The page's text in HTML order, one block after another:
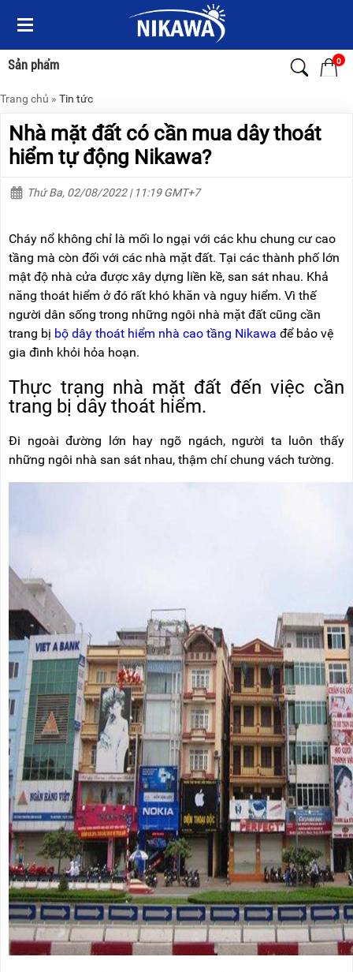
Sản phẩm 0
Menu
Sản
phẩm
TRANG
THANG
NHÔM
XE
BỘ
THOÁT
HIỂM
ĐỘNG
XE
NÂNG
VIDEO
TIN
TỨC
BÁO
GIỚI
THIỆU
ĐẠI
BẢO
HÀNH
LIÊN
HỆ
Menu
Sản
phẩm
TRANG
THANG
NHÔM
THANG
THANG
NHÔM
GIA
ĐÌNH
THANG
NHÔM
GẤP
(THANG
LỒNG)
ĐIỆN
CÔNG
NGHIỆP
THANG
NHÔM
GIÀN
GIÁO
VÁN
THANG
RẢNH
TAY
XE
ĐẨY
HÀNG
BỘ
DÂY
THOÁT
HIỂM
TỰ
ĐỘNG
XE
NÂNG
TAY
Trang chủ » Tin tức
Nhà mặt đất có cần mua dây thoát
hiểm tự động Nikawa?
Thứ Ba, 02/08/2022 | 11:19 GMT+7
Cháy nổ không chỉ là mối lo ngại với các khu chung cư cao
tầng mà còn đối với các nhà mặt đất. Tại các thành phố lớn
mật độ nhà cửa được xây dựng liền kề, san sát nhau. Khả
năng thoát hiểm ở đó rất khó khăn và nguy hiểm. Vì thế
người dân sống trong những ngôi nhà mặt đất cũng cần
trang bị bộ dây thoát hiểm nhà cao tầng Nikawa để bảo vệ
gia đình khỏi hỏa hoạn.
Thực trạng nhà mặt đất đến việc cần
trang bị dây thoát hiểm.
Đi ngoài đường lớn hay ngõ ngách, người ta luôn thấy
những ngôi nhà san sát nhau, thậm chí chung vách tường.